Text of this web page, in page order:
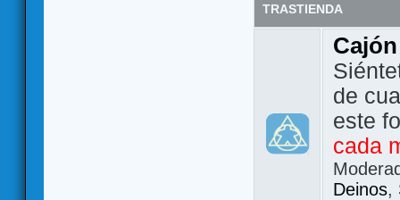
TRASTIENDA
de
este
cada
Deinos,